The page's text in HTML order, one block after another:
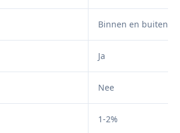
Binnen en buiten
Ja
Nee
1-2%